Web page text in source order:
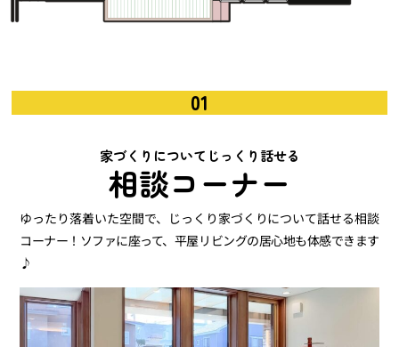
01
家づくりについてじっくり話せる
相談コーナー
ゆったり落着いた空間で、じっくり家づくりについて話せる相談
コーナー！ソファに座って、平屋リビングの居心地も体感できます
♪